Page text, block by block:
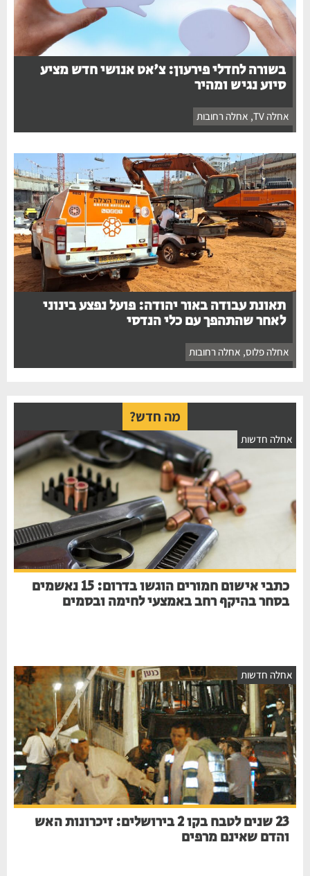
בשורה לחדלי פירעון: צ'אט אנושי חדש מציע
סיוע נגיש ומהיר
אחלה TV , אחלה רחובות
תאונת עבודה באור יהודה: פועל נפצע בינוני
לאחר שהתהפך עם כלי הנדסי
אחלה פלוס, אחלה רחובות
מה חדש?
אחלה חדשות
כתבי אישום חמורים הוגשו בדרום: 15 נאשמים
בסחר בהיקף רחב באמצעי לחימה ובסמים
אחלה חדשות
23 שנים לטבח בקו 2 בירושלים: זיכרונות האש
והדם שאינם מרפים